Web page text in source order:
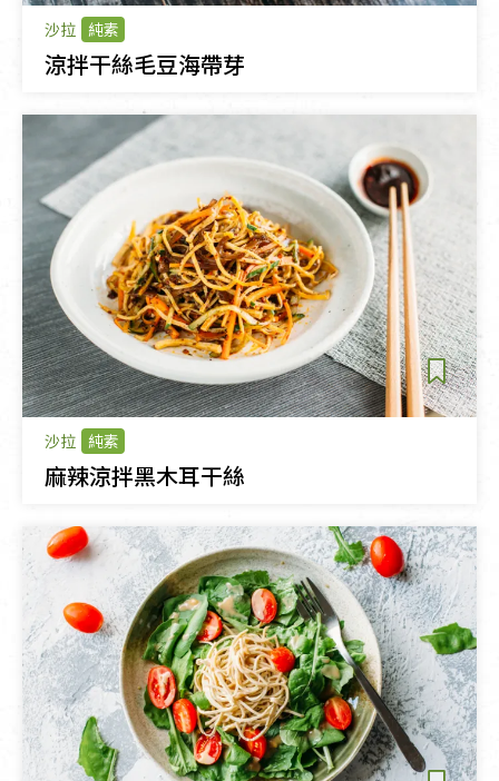
沙拉 純素
涼拌干絲毛豆海帶芽
沙拉 純素
麻辣涼拌黑木耳干絲